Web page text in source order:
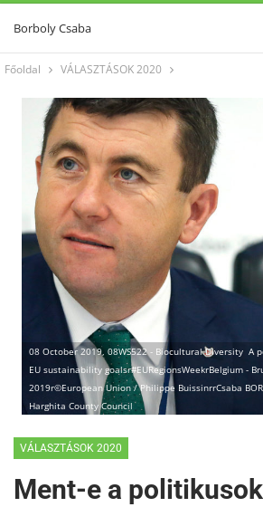
Borboly Csaba
Főoldal VÁLASZTÁSOK 2020
08 October 2019, 08WS522 - Biocultural Diversity  A
EU sustainability goalsr#EURegionsWeekrBelgium -
2019r©European Union / Philippe BuissinrrCsaba
Harghita County Council
VÁLASZTÁSOK 2020
Ment-e a